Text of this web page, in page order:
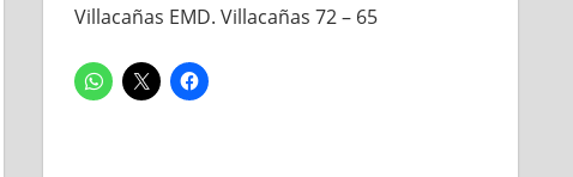
Villacañas EMD. Villacañas 72 – 65